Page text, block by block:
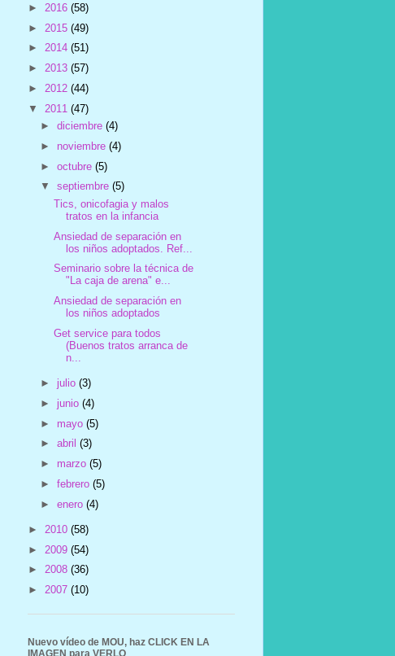
► 2016 (58)
► 2015 (49)
► 2014 (51)
► 2013 (57)
► 2012 (44)
▼ 2011 (47)
►diciembre(4)
► noviembre(4)
►octubre(5)
▼septiembre(5)
Tics, onicofagia y malos
tratos en la infancia
Ansiedad de separación en
los niños adoptados. Ref...
Seminario sobre la técnica de
"La caja de arena" e...
Ansiedad de separación en
los niños adoptados
Get service para todos
(Buenos tratos arranca de
n...
►julio(3)
►junio(4)
► mayo(5)
►abril(3)
► marzo(5)
►febrero(5)
►enero(4)
► 2010 (58)
► 2009 (54)
► 2008 (36)
► 2007 (10)
Nuevo vídeo de MOU, haz CLICK EN LA
IMAGEN para VERLO